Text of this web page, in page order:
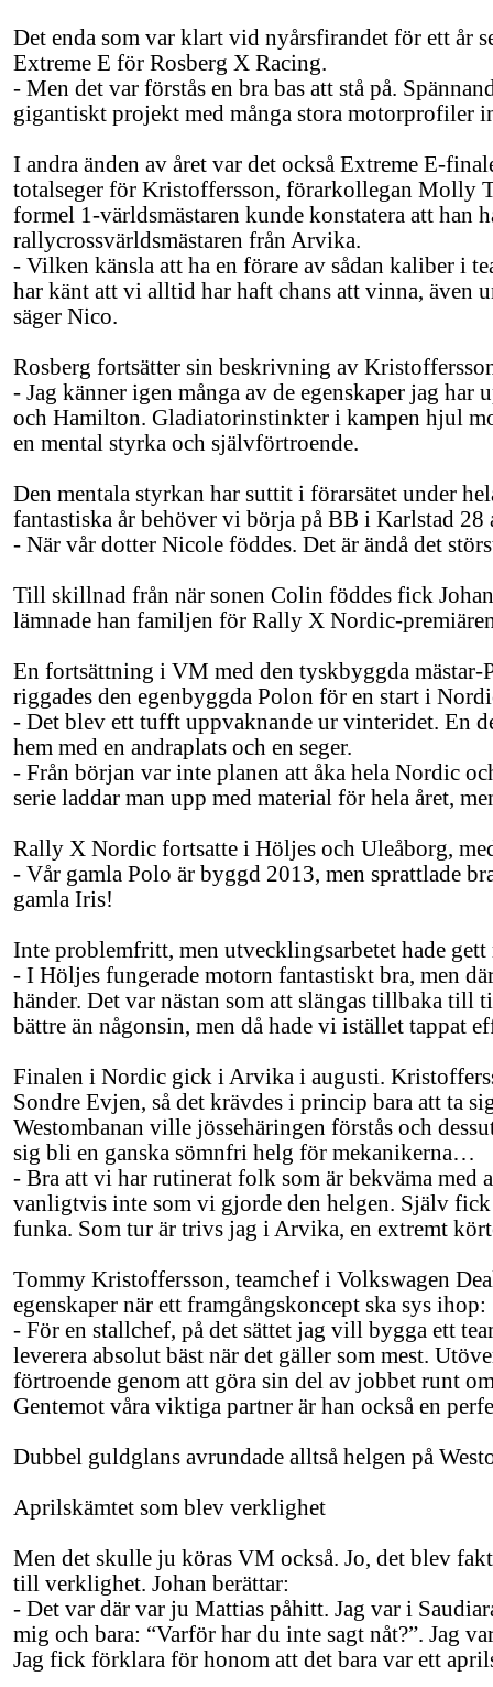
Det enda som var klart vid nyårsfirandet för ett år
Extreme E för Rosberg X Racing.
- Men det var förstås en bra bas att stå på.
gigantiskt projekt med många stora motorprofiler
I andra änden av året var det också Extreme E-
totalseger för Kristoffersson, förarkollegan Molly
formel 1-världsmästaren kunde konstatera att
rallycrossvärldsmästaren från Arvika.
- Vilken känsla att ha en förare av sådan kaliber i
har känt att vi alltid har haft chans att vinna, även
säger Nico.
Rosberg fortsätter sin beskrivning av
- Jag känner igen många av de egenskaper jag
och Hamilton. Gladiatorinstinkter i kampen hjul
en mental styrka och självförtroende.
Den mentala styrkan har suttit i förarsätet under
fantastiska år behöver vi börja på BB i Karlstad 28
- När vår dotter Nicole föddes. Det är ändå det
Till skillnad från när sonen Colin föddes fick Johan
lämnade han familjen för Rally X Nordic-
En fortsättning i VM med den tyskbyggda mästar-
riggades den egenbyggda Polon för en start i
- Det blev ett tufft uppvaknande ur vinteridet. En
hem med en andraplats och en seger.
- Från början var inte planen att åka hela Nordic
serie laddar man upp med material för hela året,
Rally X Nordic fortsatte i Höljes och Uleåborg,
- Vår gamla Polo är byggd 2013, men sprattlade
gamla Iris!
Inte problemfritt, men utvecklingsarbetet hade gett
- I Höljes fungerade motorn fantastiskt bra, men
händer. Det var nästan som att slängas tillbaka till
bättre än någonsin, men då hade vi istället tappat
Finalen i Nordic gick i Arvika i augusti.
Sondre Evjen, så det krävdes i princip bara att ta
Westombanan ville jössehäringen förstås och
sig bli en ganska sömnfri helg för mekanikerna…
- Bra att vi har rutinerat folk som är bekväma
vanligtvis inte som vi gjorde den helgen. Själv
funka. Som tur är trivs jag i Arvika, en extremt
Tommy Kristoffersson, teamchef i Volkswagen
egenskaper när ett framgångskoncept ska sys ihop:
- För en stallchef, på det sättet jag vill bygga ett
leverera absolut bäst när det gäller som mest.
förtroende genom att göra sin del av jobbet runt
Gentemot våra viktiga partner är han också en
Dubbel guldglans avrundade alltså helgen på
Aprilskämtet som blev verklighet
Men det skulle ju köras VM också. Jo, det blev
till verklighet. Johan berättar:
- Det var där var ju Mattias påhitt. Jag var i
mig och bara: “Varför har du inte sagt nåt?”. Jag
Jag fick förklara för honom att det bara var ett